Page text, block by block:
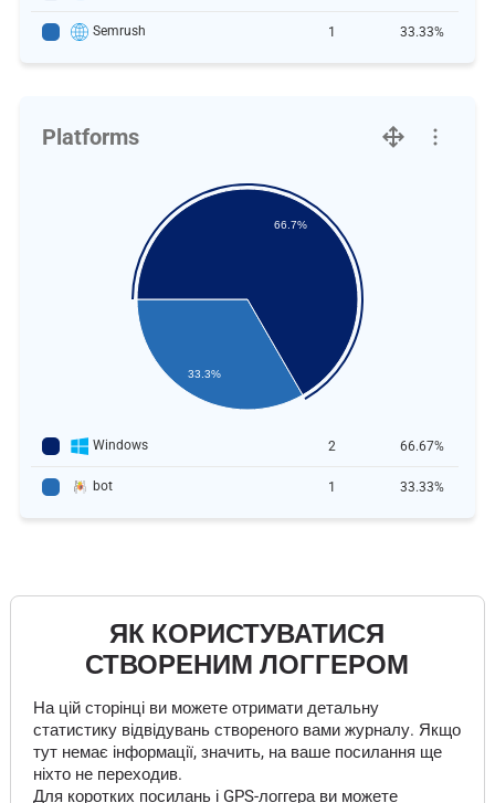
Semrush 1 33.33%
Platforms
33.3%
66.7%
Windows 2 66.67%
bot 1 33.33%
ЯК КОРИСТУВАТИСЯ
СТВОРЕНИМ ЛОГГЕРОМ
На цій сторінці ви можете отримати детальну
статистику відвідувань створеного вами журналу. Якщо
тут немає інформації, значить, на ваше посилання ще
ніхто не переходив.
Для коротких посилань і GPS-логгера ви можете